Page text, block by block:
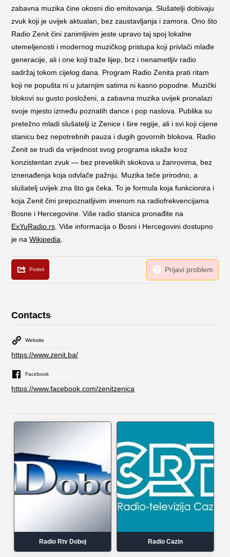
zabavna muzika čine okosni dio emitovanja. Slušatelji dobivaju
zvuk koji je uvijek aktualan, bez zaustavljanja i zamora. Ono što
Radio Zenit čini zanimljivim jeste upravo taj spoj lokalne
utemeljenosti i modernog muzičkog pristupa koji privlači mlađe
generacije, ali i one koji traže lijep, brz i nenametljiv radio
sadržaj tokom cijelog dana. Program Radio Zenita prati ritam
koji ne popušta ni u jutarnjim satima ni kasno popodne. Muzički
blokovi su gusto posloženi, a zabavna muzika uvijek pronalazi
svoje mjesto između poznatih dance i pop naslova. Publika su
pretežno mladi slušatelji iz Zenice i šire regije, ali i svi koji cijene
stanicu bez nepotrebnih pauza i dugih govornih blokova. Radio
Zenit se trudi da vrijednost svog programa iskaže kroz
konzistentan zvuk — bez prevelikih skokova u žanrovima, bez
iznenađenja koja odvlače pažnju. Muzika teče prirodno, a
slušatelj uvijek zna što ga čeka. To je formula koja funkcionira i
koja Zenit čini prepoznatljivim imenom na radiofrekvencijama
Bosne i Hercegovine. Više radio stanica pronađite na
ExYuRadio.rs . Više informacija o Bosni i Hercegovini dostupno
je naWikipedia
Contacts
Website
https://www.zenit.ba/
Facebook
https://www.facebook.com/zenitzenica
Radio Rtv Doboj Radio Cazin